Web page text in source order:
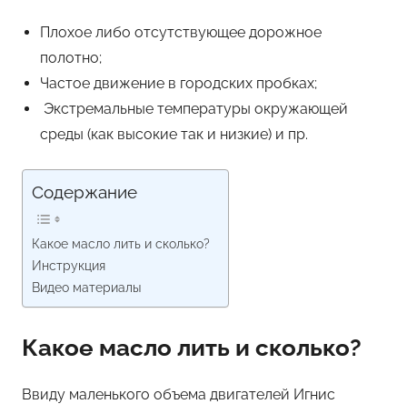
Плохое либо отсутствующее дорожное
полотно;
Частое движение в городских пробках;
Экстремальные температуры окружающей
среды (как высокие так и низкие) и пр.
Содержание
Какое масло лить и сколько?
Инструкция
Видео материалы
Какое масло лить и сколько?
Ввиду маленького объема двигателей Игнис